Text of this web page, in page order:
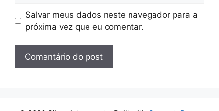
Salvar meus dados neste navegador para a
próxima vez que eu comentar.